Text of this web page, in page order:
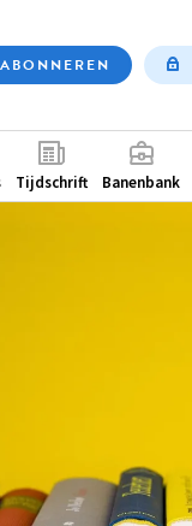
ABONNEREN
Tijdschrift Banenbank